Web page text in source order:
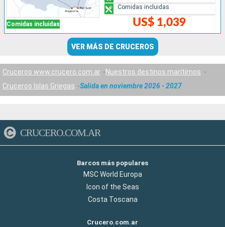
Comidas incluidas US$ 1,039
Comidas incluidas
VER MÁS DE CRUCEROS
Cruceros www.crucero.com.ar
Nuestros destinos marítimos
Cruceros Islas Griegas
Salida en noviembre 2026 - 2027
CRUCERO.COM.AR
Barcos más populares
MSC World Europa
Icon of the Seas
Costa Toscana
Crucero.com.ar